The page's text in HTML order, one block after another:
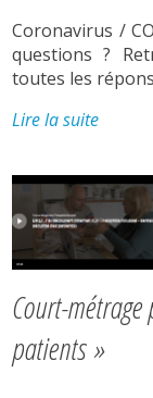
Coronavirus /
questions ?
toutes les
Lire la suite
Court-
patients »